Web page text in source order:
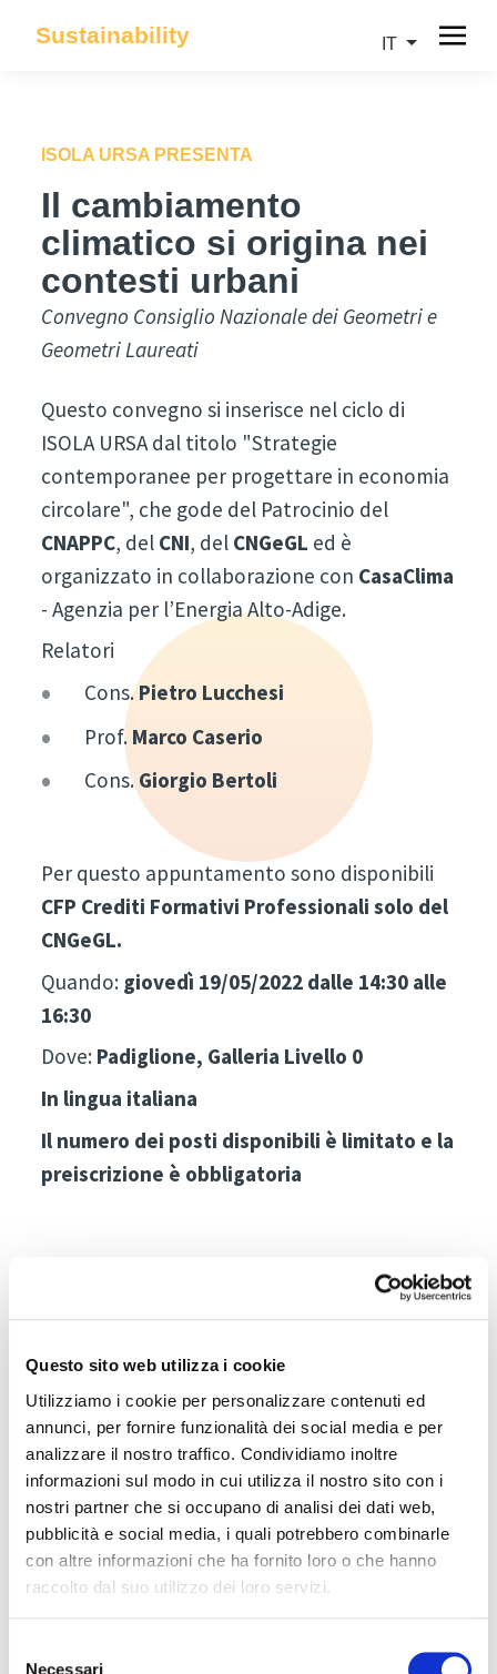
Questo sito web utilizza i cookie
Utilizziamo i cookie per personalizzare contenuti ed
annunci, per fornire funzionalità dei social media e per
analizzare il nostro traffico. Condividiamo inoltre
informazioni sul modo in cui utilizza il nostro sito con i
nostri partner che si occupano di analisi dei dati web,
pubblicità e social media, i quali potrebbero combinarle
con altre informazioni che ha fornito loro o che hanno
raccolto dal suo utilizzo dei loro servizi.
Necessari
Sustainability IT
ISOLA URSA PRESENTA
Il cambiamento
climatico si origina nei
contesti urbani
Convegno Consiglio Nazionale dei Geometri e
Geometri Laureati
Questo convegno si inserisce nel ciclo di
ISOLA URSA dal titolo "Strategie
contemporanee per progettare in economia
circolare", che gode del Patrocinio del
CNAPPC, del CNI, del CNGeGL ed è
organizzato in collaborazione con CasaClima
- Agenzia per l’Energia Alto-Adige.
Relatori
Cons.Pietro Lucchesi
Prof. Marco Caserio
Cons. Giorgio Bertoli
Per questo appuntamento sono disponibili
CFP Crediti Formativi Professionali solo del
CNGeGL.
Quando: giovedì 19/05/2022 dalle 14:30 alle
16:30
Dove: Padiglione, Galleria Livello 0
In lingua italiana
Il numero dei posti disponibili è limitato e la
preiscrizione è obbligatoria
Download del programma per
professionisti ISOLA URSA
PDF (298.2 KB)
DOWNLOAD